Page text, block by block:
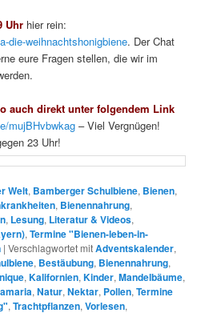
Uhr hier rein:
die-weihnachtshonigbiene. Der Chat
eure Fragen stellen, die wir im
auch direkt unter folgendem Link
mujBHvbwkag – Viel Vergnügen!
23 Uhr!
Welt, Bamberger Schulbiene, Bienen,
, Bienennahrung,
, Lesung, Literatur & Videos,
,Termine "Bienen-leben-in-
|Verschlagwortet mitAdventskalender,
, Bestäubung, Bienennahrung,
,Kalifornien,Kinder,Mandelbäume,
,Natur,Nektar, Pollen,Termine
,Trachtpflanzen,Vorlesen,